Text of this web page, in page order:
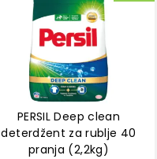
PERSIL Deep clean
deterdžent za rublje 40
pranja (2,2kg)